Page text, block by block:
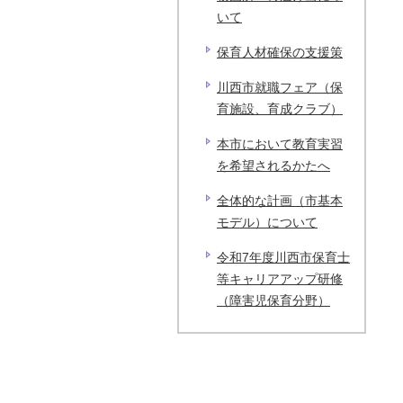
いて
保育人材確保の支援策
川西市就職フェア（保
育施設、育成クラブ）
本市において教育実習
を希望されるかたへ
全体的な計画（市基本
モデル）について
令和7年度川西市保育士
等キャリアアップ研修
（障害児保育分野）